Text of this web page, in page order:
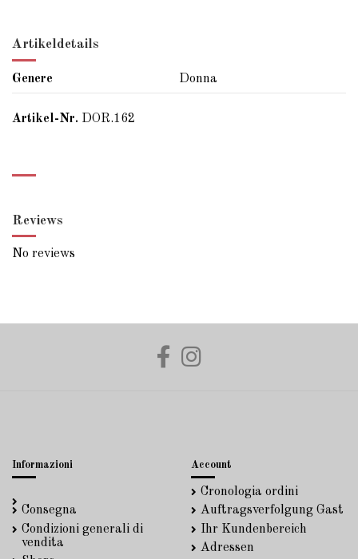
Artikeldetails
Genere Donna
Artikel-Nr. DOR.162
Reviews
No reviews
Informazioni
Consegna
Condizioni generali di
vendita
Account
Cronologia ordini
Auftragsverfolgung Gast
Ihr Kundenbereich
Adressen